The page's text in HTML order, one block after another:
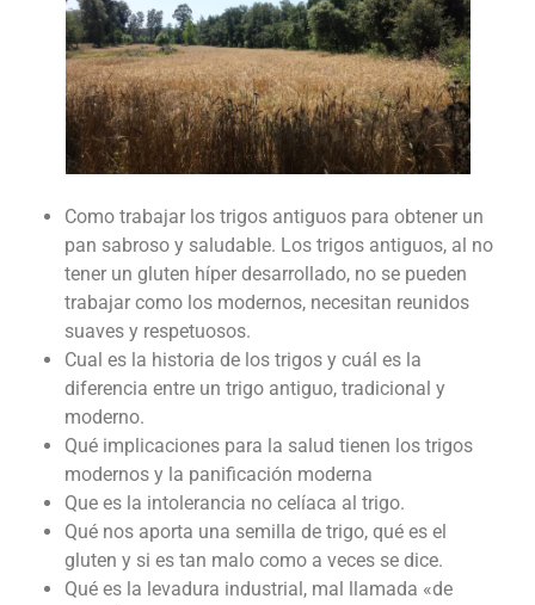
Como trabajar los trigos antiguos para obtener un
pan sabroso y saludable. Los trigos antiguos, al no
tener un gluten híper desarrollado, no se pueden
trabajar como los modernos, necesitan reunidos
suaves y respetuosos.
Cual es la historia de los trigos y cuál es la
diferencia entre un trigo antiguo, tradicional y
moderno.
Qué implicaciones para la salud tienen los trigos
modernos y la panificación moderna
Que es la intolerancia no celíaca al trigo.
Qué nos aporta una semilla de trigo, qué es el
gluten y si es tan malo como a veces se dice.
Qué es la levadura industrial, mal llamada «de